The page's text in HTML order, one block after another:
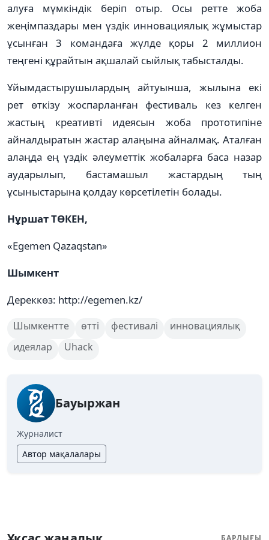
алуға мүмкіндік беріп отыр. Осы ретте жоба
жеңімпаздары мен үздік инновациялық жұмыстар
ұсынған 3 командаға жүлде қоры 2 миллион
теңгені құрайтын ақшалай сыйлық табысталды.
Ұйымдастырушылардың айтуынша, жылына екі
рет өткізу жоспарланған фестиваль кез келген
жастың креативті идеясын жоба прототипіне
айналдыратын жастар алаңына айналмақ. Аталған
алаңда ең үздік әлеуметтік жобаларға баса назар
аударылып, бастамашыл жастардың тың
ұсыныстарына қолдау көрсетілетін болады.
Нұршат ТӨКЕН,
«Egemen Qazaqstan»
Шымкент
Дереккөз: http://egemen.kz/
Шымкентте өтті фестивалі
инновациялық
идеялар
Uhack
Бауыржан
Журналист
Автор мақалалары
БАРЛЫҒЫ